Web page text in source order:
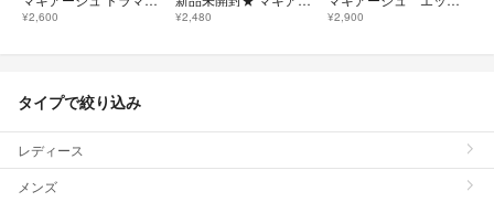
¥2,600 ¥2,480 ¥2,900
タイプで絞り込み
レディース
メンズ